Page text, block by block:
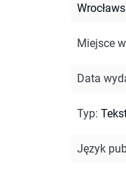
Miejsce
Data
Typ:
Język